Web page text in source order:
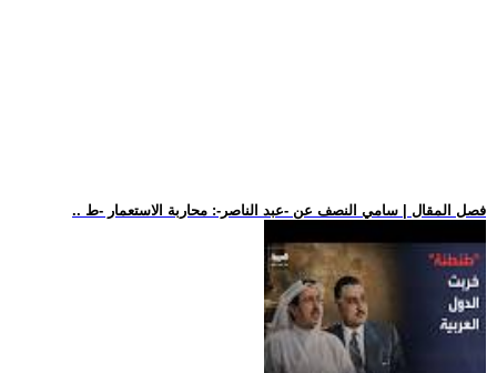
.. فصل المقال | سامي النصف عن -عبد الناصر-: محاربة الاستعمار -ط